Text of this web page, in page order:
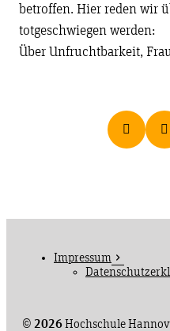
betroffen. Hier reden wir
totgeschwiegen werden:
Über Unfruchtbarkeit,
© 2026Hochschule
Impressum